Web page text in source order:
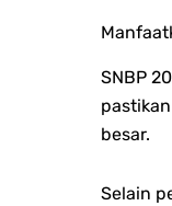
SNBP
besar.
Selain